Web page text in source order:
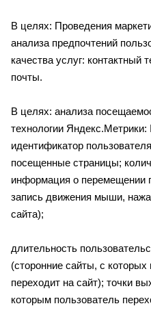
В целях: Проведения
анализа предпочтений
качества услуг: контактный
почты.
В целях: анализа
технологии
идентификатор
посещенные страницы;
информация о перемещении
запись движения мыши,
сайта);
длительность
(сторонние сайты, с
переходит на сайт); точки
которым пользователь